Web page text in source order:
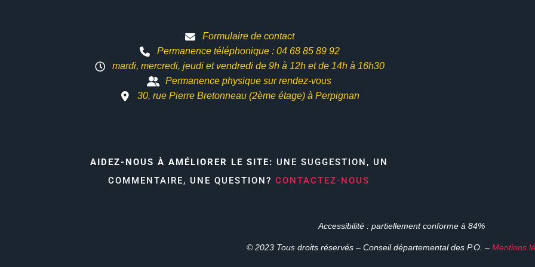
Formulaire de contact
Permanence téléphonique : 04 68 85 89 92
mardi, mercredi, jeudi et vendredi de 9h à 12h etde 14h à 16h30
Permanence physique sur rendez-vous
30, rue Pierre Bretonneau (2ème étage) à Perpignan
AIDEZ-NOUS À AMÉLIORER LE SITE: UNE SUGGESTION, UN
COMMENTAIRE, UNE QUESTION? CONTACTEZ-NOUS
Accessibilité : partiellement conforme à 84%
© 2023 Tous droits réservés – Conseil départemental des P.O. – Mentions